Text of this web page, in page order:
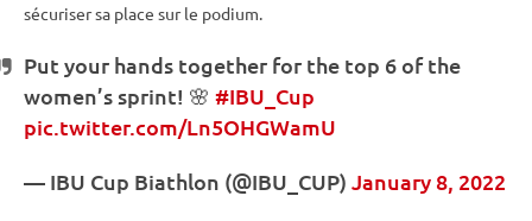
sécuriser sa place sur le podium.
Put your hands together for the top 6 of the
women’s sprint! 🌸 #IBU_Cup
pic.twitter.com/Ln5OHGWamU
— IBU Cup Biathlon (@IBU_CUP) January 8, 2022